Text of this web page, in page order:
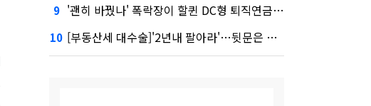
9 '괜히 바꿨나' 폭락장이 할퀸 DC형 퇴직연금…전문가 조언은
10 [부동산세 대수술]'2년내 팔아라'…뒷문은 열었다